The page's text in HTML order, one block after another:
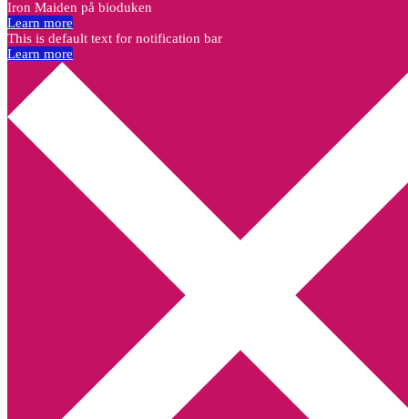
Iron Maiden på bioduken
Learn more
This is default text for notification bar
Learn more